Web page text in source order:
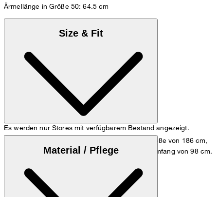
Es werden nur Stores mit verfügbarem Bestand angezeigt.
Ärmellänge in Größe 50: 64.5 cm
Size & Fit
Das Model trägt die Größe M bei einer Körpergröße von 186 cm,
einem Brustumfang von 98 cm und einem Hüftumfang von 98 cm.
Maßtabelle
Material / Pflege